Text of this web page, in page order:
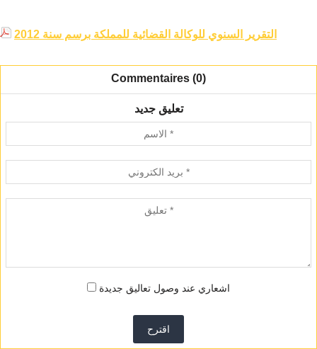
التقرير السنوي للوكالة القضائية للمملكة برسم سنة 2012
Commentaires (0)
تعليق جديد
اشعاري عند وصول تعاليق جديدة
اقترح